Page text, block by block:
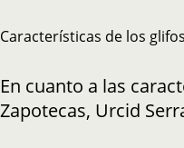
Características de los
En cuanto a las
Zapotecas, Urcid